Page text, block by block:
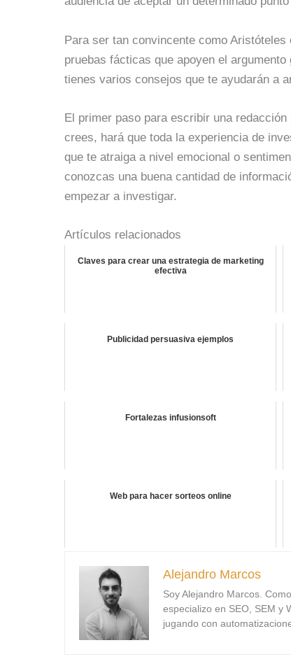
Para ser tan convincente como
pruebas fácticas que apoyen el
tienes varios consejos que te ayudarán a
El primer paso para escribir una
crees, hará que toda la experiencia de
que te atraiga a nivel emocional o
conozcas una buena cantidad de
empezar a investigar.
Artículos relacionados
Claves para crear una estrategia de marketing
efectiva
Publicidad persuasiva ejemplos
Fortalezas infusionsoft
Web para hacer sorteos online
Alejandro Marcos
Soy Alejandro Marcos.
especializo en SEO, SEM y
jugando con